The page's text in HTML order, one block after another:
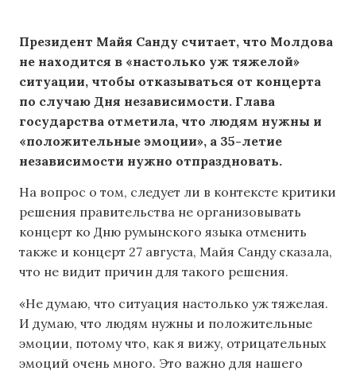
Президент Майя Санду считает, что Молдова
не находится в «настолько уж тяжелой»
ситуации, чтобы отказываться от концерта
по случаю Дня независимости. Глава
государства отметила, что людям нужны и
«положительные эмоции», а 35-летие
независимости нужно отпраздновать.
На вопрос о том, следует ли в контексте критики
решения правительства не организовывать
концерт ко Дню румынского языка отменить
также и концерт 27 августа, Майя Санду сказала,
что не видит причин для такого решения.
«Не думаю, что ситуация настолько уж тяжелая.
И думаю, что людям нужны и положительные
эмоции, потому что, как я вижу, отрицательных
эмоций очень много. Это важно для нашего